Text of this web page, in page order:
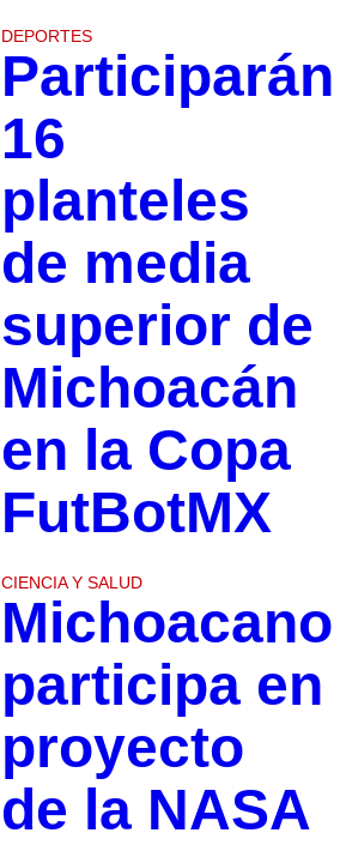
DEPORTES
Participarán
16
planteles
de media
superior de
Michoacán
en la Copa
FutBotMX
CIENCIA Y SALUD
Michoacano
participa en
proyecto
de la NASA